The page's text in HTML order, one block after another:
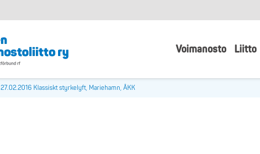
Voimanosto Liitto
27.02.2016 Klassiskt styrkelyft, Mariehamn, ÅKK